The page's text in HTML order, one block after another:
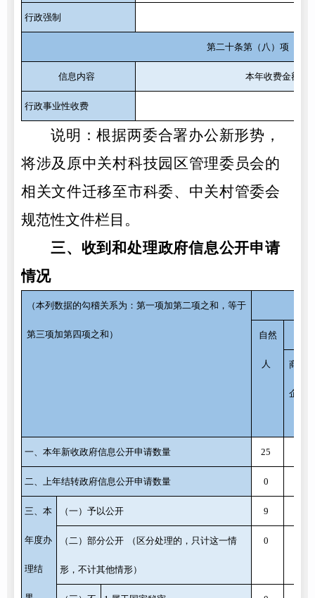
行政强制
第二十条第（八）项
信息内容 本年收费金额（
行政事业性收费
说明：根据两委合署办公新形势，
将涉及原中关村科技园区管理委员会的
相关文件迁移至市科委、中关村管委会
规范性文件栏目。
三、收到和处理政府信息公开申请
情况
（本列数据的勾稽关系为：第一项加第二项之和，等于
第三项加第四项之和） 自然
人 商业
企业
一、本年新收政府信息公开申请数量 25
二、上年结转政府信息公开申请数量 0
三、本
年度办
理结
（一）予以公开 9
（二）部分公开 （区分处理的，只计这一情
形，不计其他情形）
0